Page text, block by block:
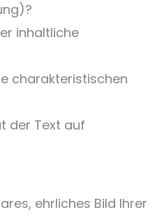
inhaltliche
charakteristischen
der Text auf
ehrliches Bild Ihrer